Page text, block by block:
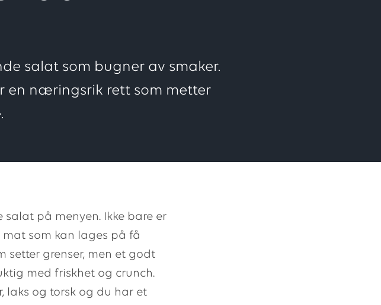
salat som bugner av smaker.
en næringsrik rett som metter
salat på menyen. Ikke bare er
mat som kan lages på få
setter grenser, men et godt
med friskhet og crunch.
laks og torsk og du har et